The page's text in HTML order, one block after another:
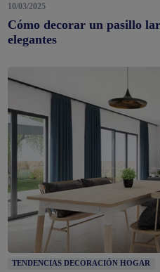
10/03/2025
Cómo decorar un pasillo
elegantes
TENDENCIAS DECORACIÓN HOGAR